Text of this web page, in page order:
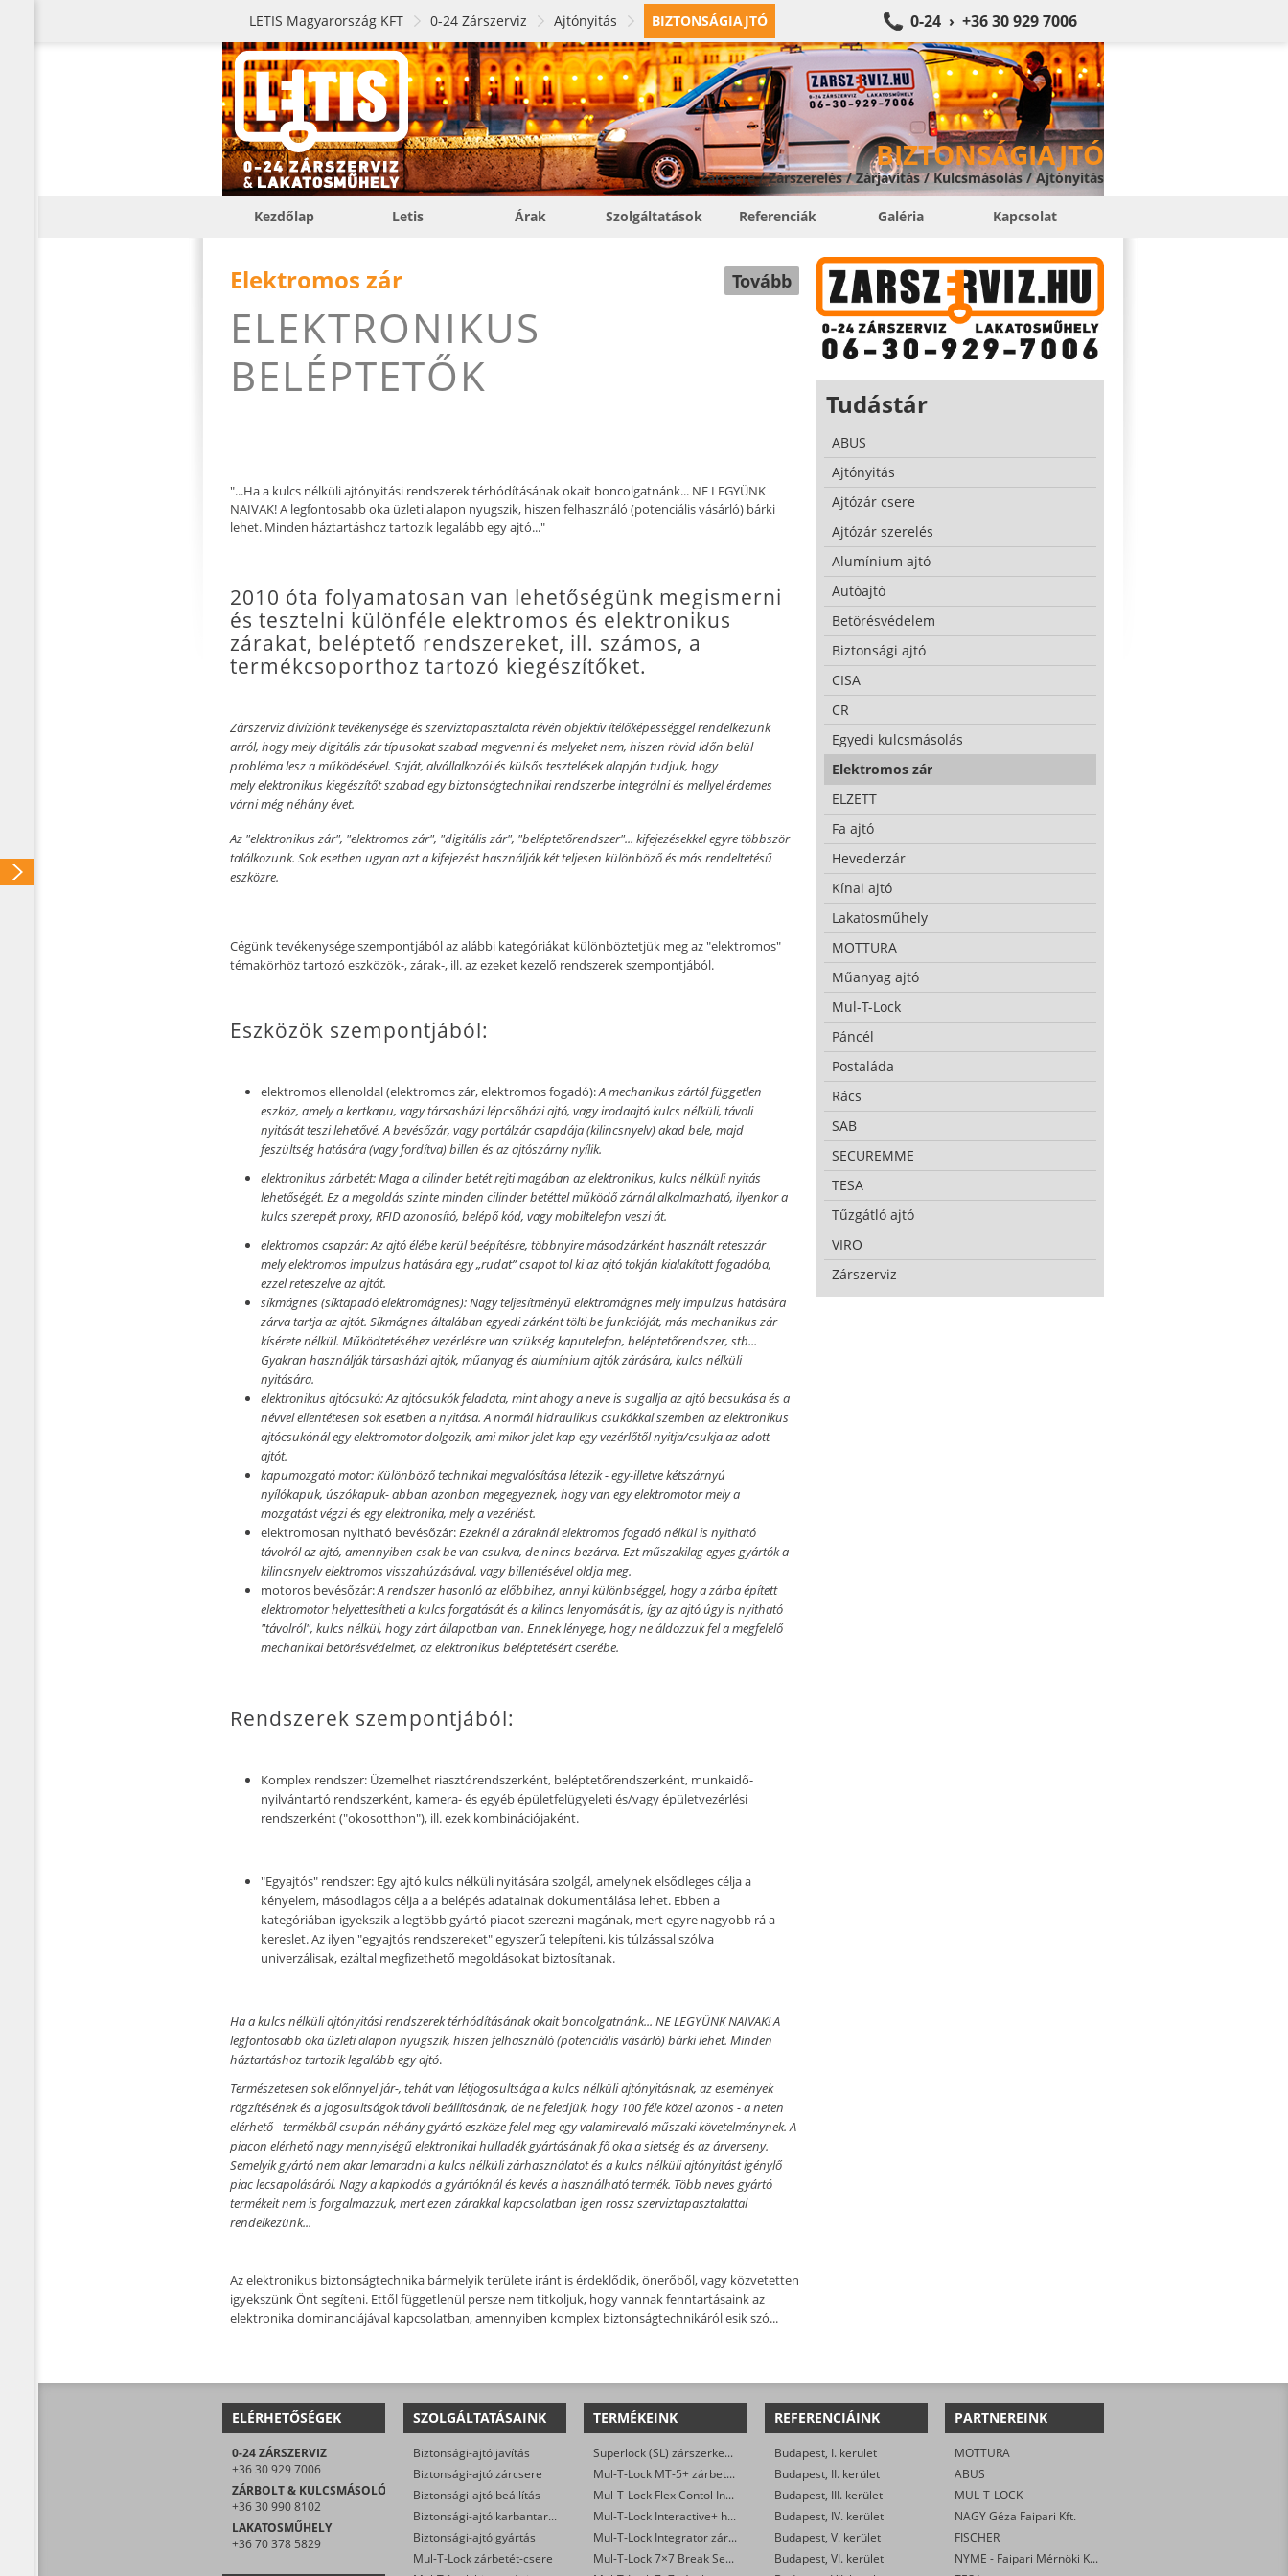
LETIS Magyarország KFT 0-24 Zárszerviz Ajtónyitás BIZTONSÁGIAJTÓ 0-24 › +36 30 929 7006
BIZTONSÁGIAJTÓ
Zárcsere / Zárszerelés / Zárjavítás / Kulcsmásolás / Ajtónyitás
Kezdőlap Letis Árak Szolgáltatások Referenciák Galéria Kapcsolat
Elektromos zár Tovább
ELEKTRONIKUS
BELÉPTETŐK
"...Ha a kulcs nélküli ajtónyitási rendszerek térhódításának okait boncolgatnánk... NE LEGYÜNK
NAIVAK! A legfontosabb oka üzleti alapon nyugszik, hiszen felhasználó (potenciális vásárló) bárki
lehet. Minden háztartáshoz tartozik legalább egy ajtó..."
2010 óta folyamatosan van lehetőségünk megismerni
és tesztelni különféle elektromos és elektronikus
zárakat, beléptető rendszereket, ill. számos, a
termékcsoporthoz tartozó kiegészítőket.
Zárszerviz divíziónk tevékenysége és szerviztapasztalata révén objektív ítélőképességgel rendelkezünk
arról, hogy mely digitális zár típusokat szabad megvenni és melyeket nem, hiszen rövid időn belül
probléma lesz a működésével. Saját, alvállalkozói és külsős tesztelések alapján tudjuk, hogy
mely elektronikus kiegészítőt szabad egy biztonságtechnikai rendszerbe integrálni és mellyel érdemes
várni még néhány évet.
Az "elektronikus zár", "elektromos zár", "digitális zár", "beléptetőrendszer"... kifejezésekkel egyre többször
találkozunk. Sok esetben ugyan azt a kifejezést használják két teljesen különböző és más rendeltetésű
eszközre.
Cégünk tevékenysége szempontjából az alábbi kategóriákat különböztetjük meg az "elektromos"
témakörhöz tartozó eszközök-, zárak-, ill. az ezeket kezelő rendszerek szempontjából.
Eszközök szempontjából:
elektromos ellenoldal (elektromos zár, elektromos fogadó):A mechanikus zártól független
eszköz, amely a kertkapu, vagy társasházi lépcsőházi ajtó, vagy irodaajtó kulcs nélküli, távoli
nyitását teszi lehetővé. A bevésőzár, vagy portálzár csapdája (kilincsnyelv) akad bele, majd
feszültség hatására (vagy fordítva) billen és az ajtószárny nyílik.
elektronikus zárbetét:Maga a cilinder betét rejti magában az elektronikus, kulcs nélküli nyitás
lehetőségét. Ez a megoldás szinte minden cilinder betéttel működő zárnál alkalmazható, ilyenkor a
kulcs szerepét proxy, RFID azonosító, belépő kód, vagy mobiltelefon veszi át.
elektromos csapzár:Az ajtó élébe kerül beépítésre, többnyire másodzárként használt reteszzár
mely elektromos impulzus hatására egy „rudat” csapot tol ki az ajtó tokján kialakított fogadóba,
ezzel reteszelve az ajtót.
síkmágnes (síktapadó elektromágnes):Nagy teljesítményű elektromágnes mely impulzus hatására
zárva tartja az ajtót. Síkmágnes általában egyedi zárként tölti be funkcióját, más mechanikus zár
kísérete nélkül. Működtetéséhez vezérlésre van szükség kaputelefon, beléptetőrendszer, stb...
Gyakran használják társasházi ajtók, műanyag és alumínium ajtók zárására, kulcs nélküli
nyitására.
elektronikus ajtócsukó:Az ajtócsukók feladata, mint ahogy a neve is sugallja az ajtó becsukása és a
névvel ellentétesen sok esetben a nyitása. A normál hidraulikus csukókkal szemben az elektronikus
ajtócsukónál egy elektromotor dolgozik, ami mikor jelet kap egy vezérlőtől nyitja/csukja az adott
ajtót.
kapumozgató motor:Különböző technikai megvalósítása létezik - egy-illetve kétszárnyú
nyílókapuk, úszókapuk- abban azonban megegyeznek, hogy van egy elektromotor mely a
mozgatást végzi és egy elektronika, mely a vezérlést.
elektromosan nyitható bevésőzár:Ezeknél a záraknál elektromos fogadó nélkül is nyitható
távolról az ajtó, amennyiben csak be van csukva, de nincs bezárva. Ezt műszakilag egyes gyártók a
kilincsnyelv elektromos visszahúzásával, vagy billentésével oldja meg.
motoros bevésőzár:A rendszer hasonló az előbbihez, annyi különbséggel, hogy a zárba épített
elektromotor helyettesítheti a kulcs forgatását és a kilincs lenyomását is, így az ajtó úgy is nyitható
"távolról", kulcs nélkül, hogy zárt állapotban van. Ennek lényege, hogy ne áldozzuk fel a megfelelő
mechanikai betörésvédelmet, az elektronikus beléptetésért cserébe.
Rendszerek szempontjából:
Komplex rendszer: Üzemelhet riasztórendszerként, beléptetőrendszerként, munkaidő-
nyilvántartó rendszerként, kamera- és egyéb épületfelügyeleti és/vagy épületvezérlési
rendszerként ("okosotthon"), ill. ezek kombinációjaként.
"Egyajtós" rendszer: Egy ajtó kulcs nélküli nyitására szolgál, amelynek elsődleges célja a
kényelem, másodlagos célja a a belépés adatainak dokumentálása lehet. Ebben a
kategóriában igyekszik a legtöbb gyártó piacot szerezni magának, mert egyre nagyobb rá a
kereslet. Az ilyen "egyajtós rendszereket" egyszerű telepíteni, kis túlzással szólva
univerzálisak, ezáltal megfizethető megoldásokat biztosítanak.
Ha a kulcs nélküli ajtónyitási rendszerek térhódításának okait boncolgatnánk... NE LEGYÜNK NAIVAK! A
legfontosabb oka üzleti alapon nyugszik, hiszen felhasználó (potenciális vásárló) bárki lehet. Minden
háztartáshoz tartozik legalább egy ajtó.
Természetesen sok előnnyel jár-, tehát van létjogosultsága a kulcs nélküli ajtónyitásnak, az események
rögzítésének és a jogosultságok távoli beállításának, de ne feledjük, hogy 100 féle közel azonos - a neten
elérhető - termékből csupán néhány gyártó eszköze felel meg egy valamirevaló műszaki követelménynek.A
piacon elérhető nagy mennyiségű elektronikai hulladék gyártásának fő oka a sietség és az árverseny.
Semelyik gyártó nem akar lemaradni a kulcs nélküli zárhasználatot és a kulcs nélküli ajtónyitást igénylő
piac lecsapolásáról. Nagy a kapkodás a gyártóknál és kevés a használható termék. Több neves gyártó
termékeit nem is forgalmazzuk, mert ezen zárakkal kapcsolatban igen rossz szerviztapasztalattal
rendelkezünk...
Az elektronikus biztonságtechnika bármelyik területe iránt is érdeklődik, önerőből, vagy közvetetten
igyekszünk Önt segíteni. Ettől függetlenül persze nem titkoljuk, hogy vannak fenntartásaink az
elektronika dominanciájával kapcsolatban, amennyiben komplex biztonságtechnikáról esik szó...
Tudástár
ABUS
Ajtónyitás
Ajtózár csere
Ajtózár szerelés
Alumínium ajtó
Autóajtó
Betörésvédelem
Biztonsági ajtó
CISA
CR
Egyedi kulcsmásolás
Elektromos zár
ELZETT
Fa ajtó
Hevederzár
Kínai ajtó
Lakatosműhely
MOTTURA
Műanyag ajtó
Mul-T-Lock
Páncél
Postaláda
Rács
SAB
SECUREMME
TESA
Tűzgátló ajtó
VIRO
Zárszerviz
ELÉRHETŐSÉGEK
0-24 ZÁRSZERVIZ
+36 30 929 7006
ZÁRBOLT & KULCSMÁSOLÓ
+36 30 990 8102
LAKATOSMŰHELY
+36 70 378 5829
SZOLGÁLTATÁSAINK
Biztonsági-ajtó javítás
Biztonsági-ajtó zárcsere
Biztonsági-ajtó beállítás
Biztonsági-ajtó karbantartás
Biztonsági-ajtó gyártás
Mul-T-Lock zárbetét-csere
TERMÉKEINK
Superlock (SL) zárszerkezet
Mul-T-Lock MT-5+ zárbetétek
Mul-T-Lock Flex Contol Interactive+ zárbetétek
Mul-T-Lock Interactive+ hengerzár-betétek
Mul-T-Lock Integrator zárbetétek
Mul-T-Lock 7×7 Break Secure hengerzárbetétek
REFERENCIÁINK
Budapest, I. kerület
Budapest, II. kerület
Budapest, III. kerület
Budapest, IV. kerület
Budapest, V. kerület
Budapest, VI. kerület
PARTNEREINK
MOTTURA
ABUS
MUL-T-LOCK
NAGY Géza Faipari Kft.
FISCHER
NYME - Faipari Mérnöki Kar